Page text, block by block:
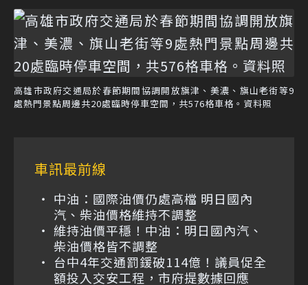
高雄市政府交通局於春節期間協調開放旗津、美濃、旗山老街等9
處熱門景點周邊共20處臨時停車空間，共576格車格。資料照
車訊最前線
中油：國際油價仍處高檔 明日國內
汽、柴油價格維持不調整
維持油價平穩！中油：明日國內汽、
柴油價格皆不調整
台中4年交通罰鍰破114億！議員促全
額投入交安工程，市府提數據回應